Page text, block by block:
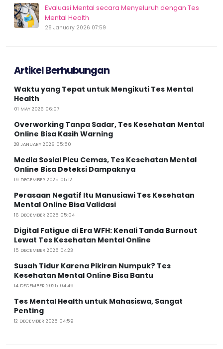
Evaluasi Mental secara Menyeluruh dengan Tes
Mental Health
28 January 2026 07:59
Artikel Berhubungan
Waktu yang Tepat untuk Mengikuti Tes Mental
Health
01 MAY 2026 06:07
Overworking Tanpa Sadar, Tes Kesehatan Mental
Online Bisa Kasih Warning
28 JANUARY 2026 05:50
Media Sosial Picu Cemas, Tes Kesehatan Mental
Online Bisa Deteksi Dampaknya
19 DECEMBER 2025 05:12
Perasaan Negatif Itu Manusiawi Tes Kesehatan
Mental Online Bisa Validasi
16 DECEMBER 2025 05:04
Digital Fatigue di Era WFH: Kenali Tanda Burnout
Lewat Tes Kesehatan Mental Online
15 DECEMBER 2025 04:23
Susah Tidur Karena Pikiran Numpuk? Tes
Kesehatan Mental Online Bisa Bantu
14 DECEMBER 2025 04:49
Tes Mental Health untuk Mahasiswa, Sangat
Penting
12 DECEMBER 2025 04:59